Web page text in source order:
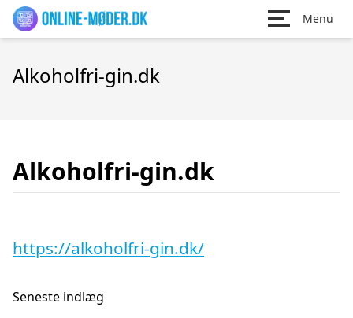
Menu
Alkoholfri-gin.dk
Alkoholfri-gin.dk
https://alkoholfri-gin.dk/
Seneste indlæg